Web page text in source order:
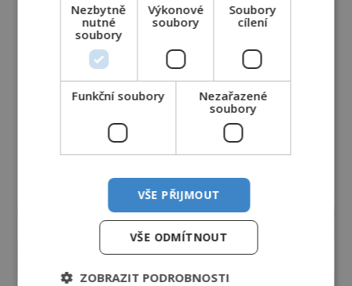
reklama
Nezbytně
nutné
soubory
Výkonové
soubory
Soubory
cílení
Funkční soubory
Nezařazené
soubory
VŠE PŘIJMOUT
VŠE ODMÍTNOUT
ZOBRAZIT PODROBNOSTI